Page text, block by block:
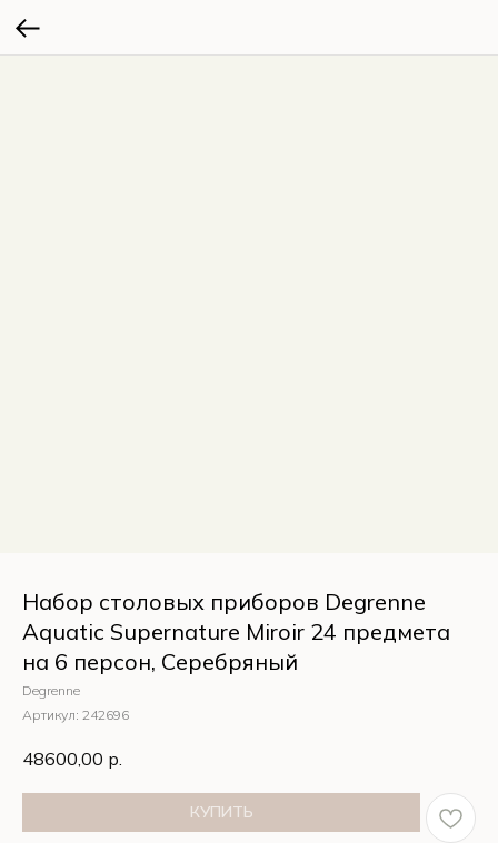
Набор столовых приборов Degrenne
Aquatic Supernature Miroir 24 предмета
на 6 персон, Серебряный
Degrenne
Артикул: 242696
48600,00 р.
КУПИТЬ